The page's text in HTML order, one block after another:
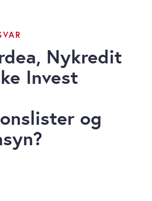
Nykredit
Invest
og